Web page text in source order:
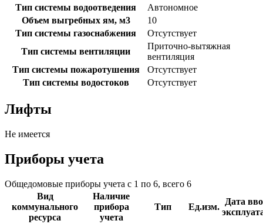
Тип системы водоотведения
Автономное
Объем выгребных ям, м3
10
Тип системы газоснабжения
Отсутствует
Тип системы вентиляции
Приточно-вытяжная
вентиляция
Тип системы пожаротушения
Отсутствует
Тип системы водостоков
Отсутствует
Лифты
Не имеется
Приборы учета
Общедомовые приборы учета с 1 по 6, всего 6
Вид
коммунального
ресурса
Наличие
прибора
учета
Тип Ед.изм.
Дата